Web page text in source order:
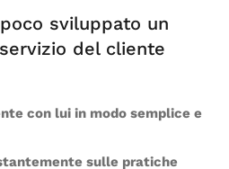
sviluppato un
del cliente
con lui in modo semplice e
sulle pratiche